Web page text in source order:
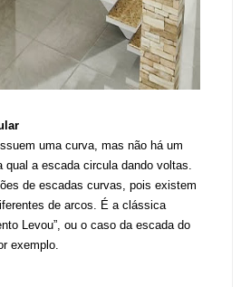
uma curva, mas não há um
qual a escada circula dando voltas.
de escadas curvas, pois existem
de arcos. É a clássica
Levou”, ou o caso da escada do
exemplo.